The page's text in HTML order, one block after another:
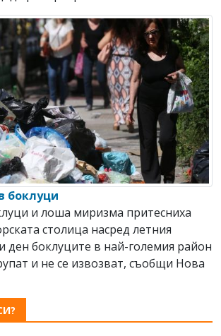
боклуци
и лоша миризма притесниха
столица насред летния
ден боклуците в най-големия район
и не се извозват, съобщи Нова